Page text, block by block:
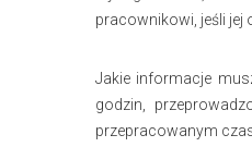
pracownikowi, jeśli jej
Jakie informacje
godzin,
przepracowanym